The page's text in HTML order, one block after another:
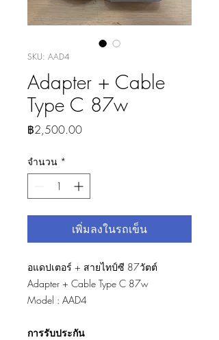
SKU: AAD4
Adapter + Cable
Type C 87w
฿2,500.00ราคา
จำนวน *
เพิ่มลงในรถเข็น
อแดปเตอร์ + สายไทป์ซี 87วัตต์
Adapter + Cable Type C 87w
Model : AAD4
การรับประกัน